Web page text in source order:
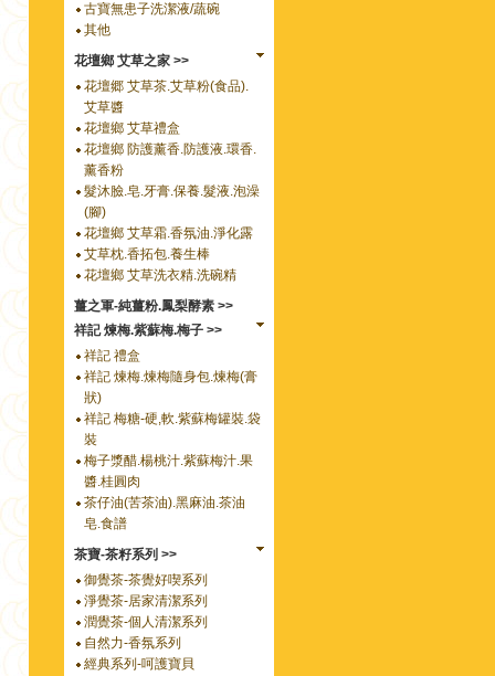
古寶無患子洗潔液/蔬碗
其他
花壇鄉 艾草之家 >>
花壇郷 艾草茶.艾草粉(食品).
艾草醬
花壇鄉 艾草禮盒
花壇鄉 防護薰香.防護液.環香.
薰香粉
髮沐臉.皂.牙膏.保養.髮液.泡澡
(腳)
花壇鄉 艾草霜.香氛油.淨化露
艾草枕.香拓包.養生棒
花壇鄉 艾草洗衣精.洗碗精
薑之軍-純薑粉.鳳梨酵素 >>
祥記 煉梅.紫蘇梅.梅子 >>
祥記 禮盒
祥記 煉梅.煉梅隨身包.煉梅(膏
狀)
祥記 梅糖-硬,軟.紫蘇梅罐裝.袋
裝
梅子漿醋.楊桃汁.紫蘇梅汁.果
醬.桂圓肉
茶仔油(苦茶油).黑麻油.茶油
皂.食譜
茶寶-茶籽系列 >>
御覺茶-茶覺好喫系列
淨覺茶-居家清潔系列
潤覺茶-個人清潔系列
自然力-香氛系列
經典系列-呵護寶貝